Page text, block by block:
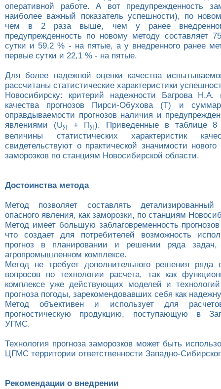
оперативной работе. А вот предупрежденность
наиболее важный показатель успешности), по
чем в 2 раза выше, чем у ранее
предупрежденность по новому методу составляет
сутки и 59,2 % - на пятые, а у внедренного ранее
первые сутки и 22,1 % - на пятые.
Для более надежной оценки качества
рассчитаны статистические характеристики
Новосибирску: критерий надежности Багрова Н.А.
качества прогнозов Пирси-Обухова (Т) и
оправдываемости прогнозов наличия и
явлениями (UЯ + ПЯ). Приведенные в таблице 8
величины статистических характеристик
свидетельствуют о практической значимости нового
заморозков по станциям Новосибирской области.
Достоинства метода
Метод позволяет составлять детализированный
опасного явления, как заморозки, по станциям
Метод имеет большую заблаговременность
что создает для потребителей возможность
прогноз в планировании и решении ряда
агропромышленном комплексе.
Метод не требует дополнительного решения ряда
вопросов по технологии расчета, так как
комплексе уже действующих моделей и технологий
прогноза погоды, зарекомендовавших себя как
Метод объективен и использует для
прогностическую продукцию, поступающую в
УГМС.
Технология прогноза заморозков может быть
ЦГМС территории ответственности Западно-
Рекомендации о внедрении